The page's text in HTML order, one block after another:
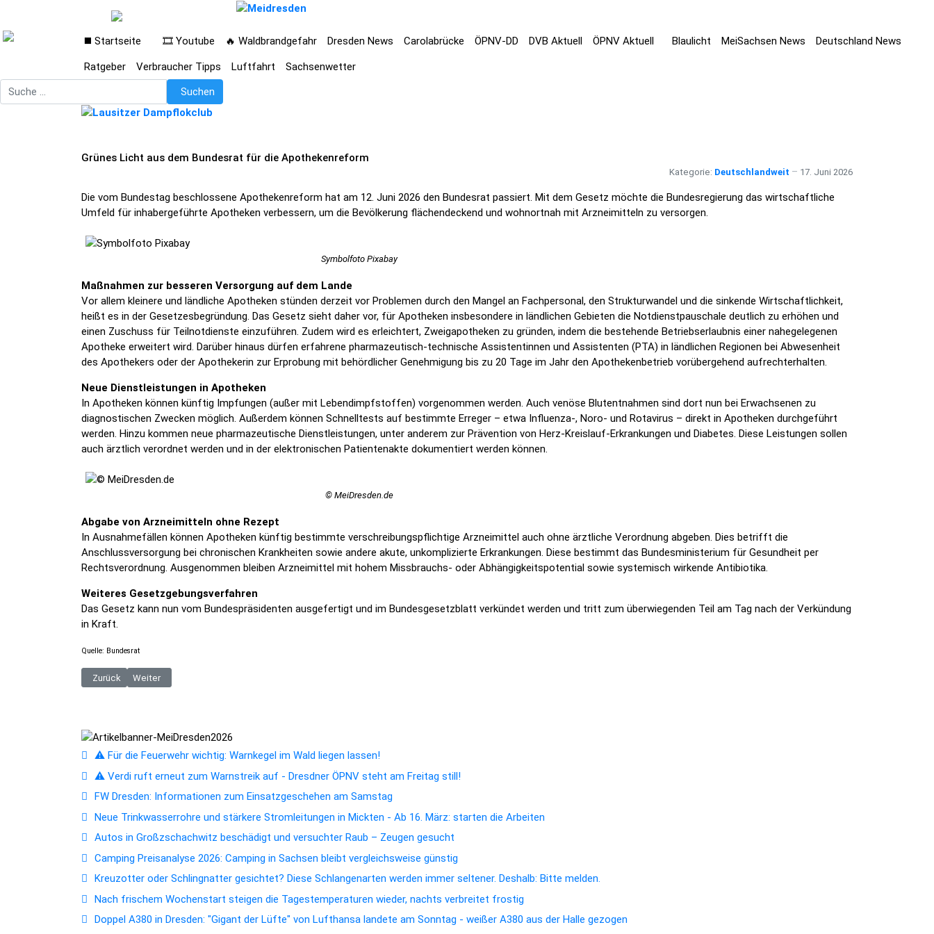
◼️ Startseite 🎞️ Youtube 🔥 Waldbrandgefahr Dresden News Carolabrücke ÖPNV-DD DVB Aktuell ÖPNV Aktuell Blaulicht MeiSachsen News Deutschland News
Ratgeber Verbraucher Tipps Luftfahrt
Sachsenwetter
Suchen
Suchen
Grünes Licht aus dem Bundesrat für die Apothekenreform
Kategorie: Deutschlandweit 17. Juni 2026
Die vom Bundestag beschlossene Apothekenreform hat am 12. Juni 2026 den Bundesrat passiert. Mit dem Gesetz möchte die Bundesregierung das wirtschaftliche
Umfeld für inhabergeführte Apotheken verbessern, um die Bevölkerung flächendeckend und wohnortnah mit Arzneimitteln zu versorgen.
Symbolfoto Pixabay
Maßnahmen zur besseren Versorgung auf dem Lande
Vor allem kleinere und ländliche Apotheken stünden derzeit vor Problemen durch den Mangel an Fachpersonal, den Strukturwandel und die sinkende Wirtschaftlichkeit,
heißt es in der Gesetzesbegründung. Das Gesetz sieht daher vor, für Apotheken insbesondere in ländlichen Gebieten die Notdienstpauschale deutlich zu erhöhen und
einen Zuschuss für Teilnotdienste einzuführen. Zudem wird es erleichtert, Zweigapotheken zu gründen, indem die bestehende Betriebserlaubnis einer nahegelegenen
Apotheke erweitert wird. Darüber hinaus dürfen erfahrene pharmazeutisch-technische Assistentinnen und Assistenten (PTA) in ländlichen Regionen bei Abwesenheit
des Apothekers oder der Apothekerin zur Erprobung mit behördlicher Genehmigung bis zu 20 Tage im Jahr den Apothekenbetrieb vorübergehend aufrechterhalten.
Neue Dienstleistungen in Apotheken
In Apotheken können künftig Impfungen (außer mit Lebendimpfstoffen) vorgenommen werden. Auch venöse Blutentnahmen sind dort nun bei Erwachsenen zu
diagnostischen Zwecken möglich. Außerdem können Schnelltests auf bestimmte Erreger – etwa Influenza-, Noro- und Rotavirus – direkt in Apotheken durchgeführt
werden. Hinzu kommen neue pharmazeutische Dienstleistungen, unter anderem zur Prävention von Herz-Kreislauf-Erkrankungen und Diabetes. Diese Leistungen sollen
auch ärztlich verordnet werden und in der elektronischen Patientenakte dokumentiert werden können.
© MeiDresden.de
Abgabe von Arzneimitteln ohne Rezept
In Ausnahmefällen können Apotheken künftig bestimmte verschreibungspflichtige Arzneimittel auch ohne ärztliche Verordnung abgeben. Dies betrifft die
Anschlussversorgung bei chronischen Krankheiten sowie andere akute, unkomplizierte Erkrankungen. Diese bestimmt das Bundesministerium für Gesundheit per
Rechtsverordnung. Ausgenommen bleiben Arzneimittel mit hohem Missbrauchs- oder Abhängigkeitspotential sowie systemisch wirkende Antibiotika.
Weiteres Gesetzgebungsverfahren
Das Gesetz kann nun vom Bundespräsidenten ausgefertigt und im Bundesgesetzblatt verkündet werden und tritt zum überwiegenden Teil am Tag nach der Verkündung
in Kraft.
Quelle: Bundesrat
Vorheriger Beitrag: Check dein Netz: Zweite bundesweite Mobilfunk-Messwoche ruft zum Mitmachen auf
Zurück Nächster Beitrag: Straßenkatzen gibt es nicht nur im Urlaub
Weiter
⚠️ Für die Feuerwehr wichtig: Warnkegel im Wald liegen lassen!
⚠️ Verdi ruft erneut zum Warnstreik auf - Dresdner ÖPNV steht am Freitag still!
FW Dresden: Informationen zum Einsatzgeschehen am Samstag
Neue Trinkwasserrohre und stärkere Stromleitungen in Mickten - Ab 16. März: starten die Arbeiten
Autos in Großzschachwitz beschädigt und versuchter Raub – Zeugen gesucht
Camping Preisanalyse 2026: Camping in Sachsen bleibt vergleichsweise günstig
Kreuzotter oder Schlingnatter gesichtet? Diese Schlangenarten werden immer seltener. Deshalb: Bitte melden.
Nach frischem Wochenstart steigen die Tagestemperaturen wieder, nachts verbreitet frostig
Doppel A380 in Dresden: "Gigant der Lüfte" von Lufthansa landete am Sonntag - weißer A380 aus der Halle gezogen